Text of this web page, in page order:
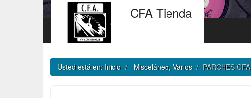
CFA Tienda
Usted está en: Inicio Misceláneo, Varios PARCHES CFA